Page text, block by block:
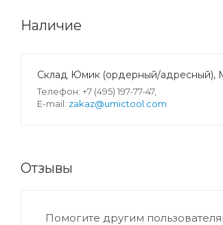
Наличие
Склад Юмик (ордерный/адресный),
Телефон: +7 (495) 197-77-47,
E-mail: zakaz@umictool.com
Отзывы
Помогите другим